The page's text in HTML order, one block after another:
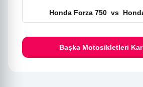
Honda Forza 750 vs
Başka Motosikletleri